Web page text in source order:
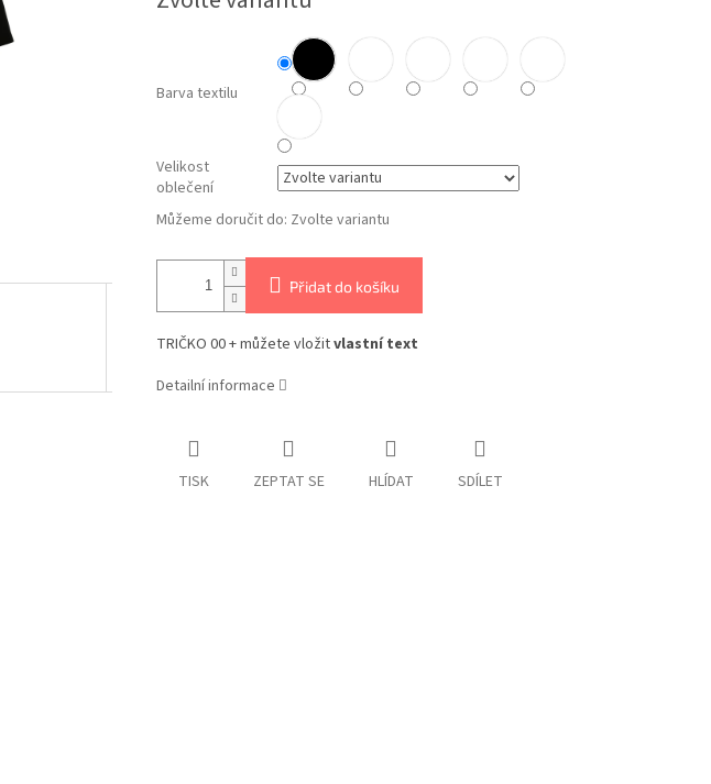
cena:
Barva textilu
Velikost
oblečení
Můžeme doručit do: Zvolte variantu
Přidat do košíku
TRIČKO 00 + můžete vložitvlastní text
Detailní informace
TISK ZEPTAT SE HLÍDAT SDÍLET